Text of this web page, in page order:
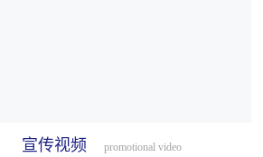
宣传视频 promotional video